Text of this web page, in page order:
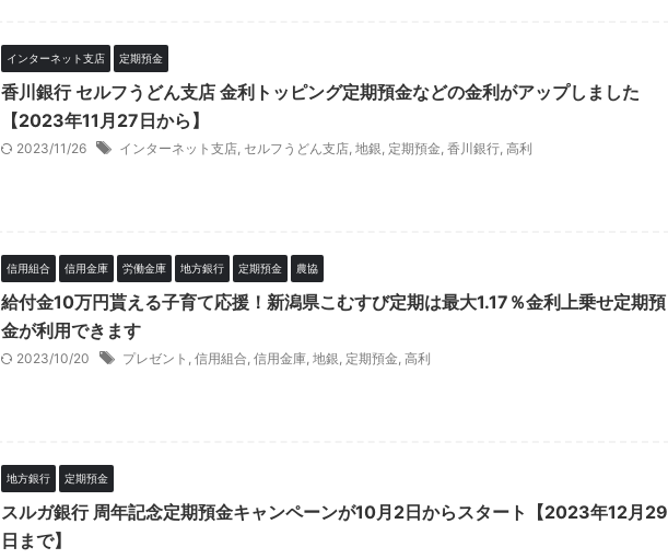
インターネット支店 定期預金
香川銀行 セルフうどん支店 金利トッピング定期預金などの金利がアップしました
【2023年11月27日から】
2023/11/26 インターネット支店, セルフうどん支店, 地銀, 定期預金, 香川銀行, 高利
信用組合 信用金庫 労働金庫 地方銀行 定期預金 農協
給付金10万円貰える子育て応援！新潟県こむすび定期は最大1.17％金利上乗せ定期預
金が利用できます
2023/10/20 プレゼント , 信用組合, 信用金庫, 地銀, 定期預金, 高利
地方銀行 定期預金
スルガ銀行 周年記念定期預金キャンペーンが10月2日からスタート【2023年12月29
日まで】